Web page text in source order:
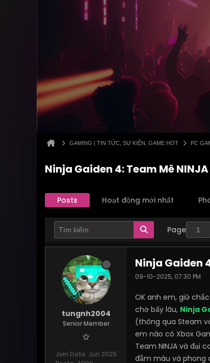
GAMING | TIN TỨC, SỰ KIỆN, GAME HOT PC
Ninja Gaiden 4: Team Mê
Posts Hoạt động mới nhất
Page
tungnh2004
Senior Member
Join Date: Jun 2025
Ninja Gaiden
09-10-2025, 07:30 PM
OK anh em, giữ
chờ bấy lâu, Ninja
(thông qua Steam
em nào có Xbox
Team NINJA và đại
đẫm máu và phong